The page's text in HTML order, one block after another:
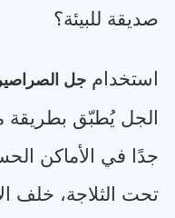
صديقة للبيئة؟
استخدام جل الصراصير
الجل يُطبّق
جدًا في الأماكن
تحت الثلاجة، خلف